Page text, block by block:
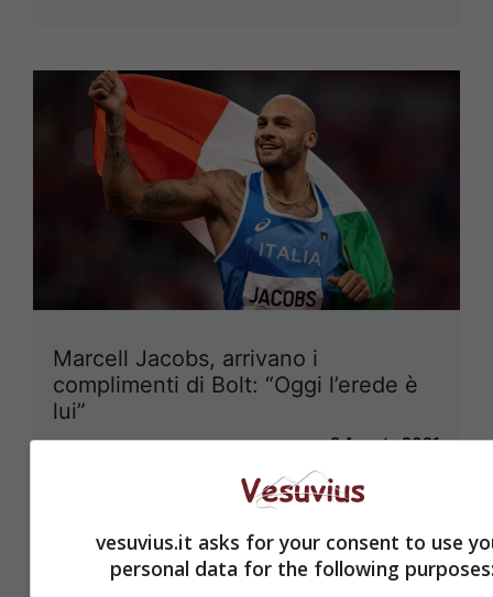
Marcell Jacobs, arrivano i
complimenti di Bolt: “Oggi l’erede è
lui”
8 Agosto 2021
vesuvius.it asks for your consent to use
personal data for the following